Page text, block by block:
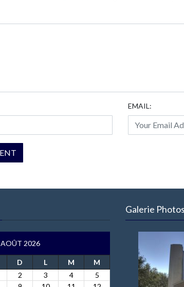
EMAIL:
AOÛT 2026
D L M
M
2 3 4
5
Galerie Photos